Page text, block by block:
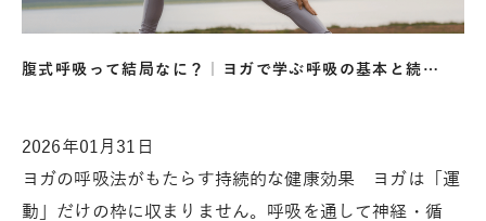
腹式呼吸って結局なに？｜ヨガで学ぶ呼吸の基本と続…
2026年01月31日
ヨガの呼吸法がもたらす持続的な健康効果 ヨガは「運
動」だけの枠に収まりません。呼吸を通して神経・循